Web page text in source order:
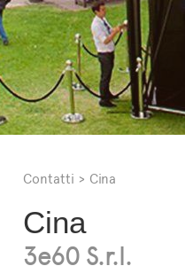
Contatti > Cina
Cina
3e60 S.r.l.